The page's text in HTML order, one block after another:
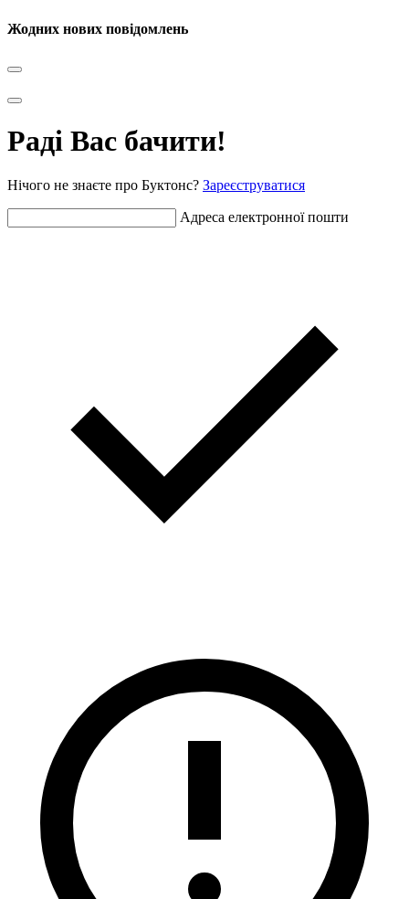
Жодних нових повідомлень
Раді Вас бачити!
Нічого не знаєте про Буктонс? Зареєструватися
Адреса електронної пошти